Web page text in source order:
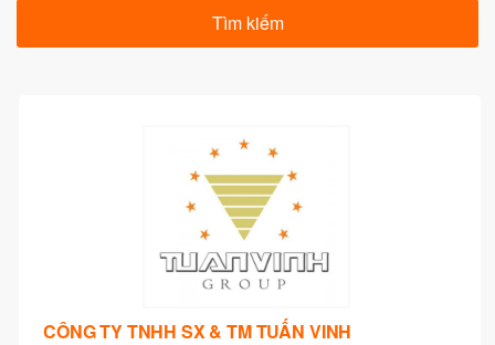
CÔNG TY TNHH SX & TM TUẤN VINH